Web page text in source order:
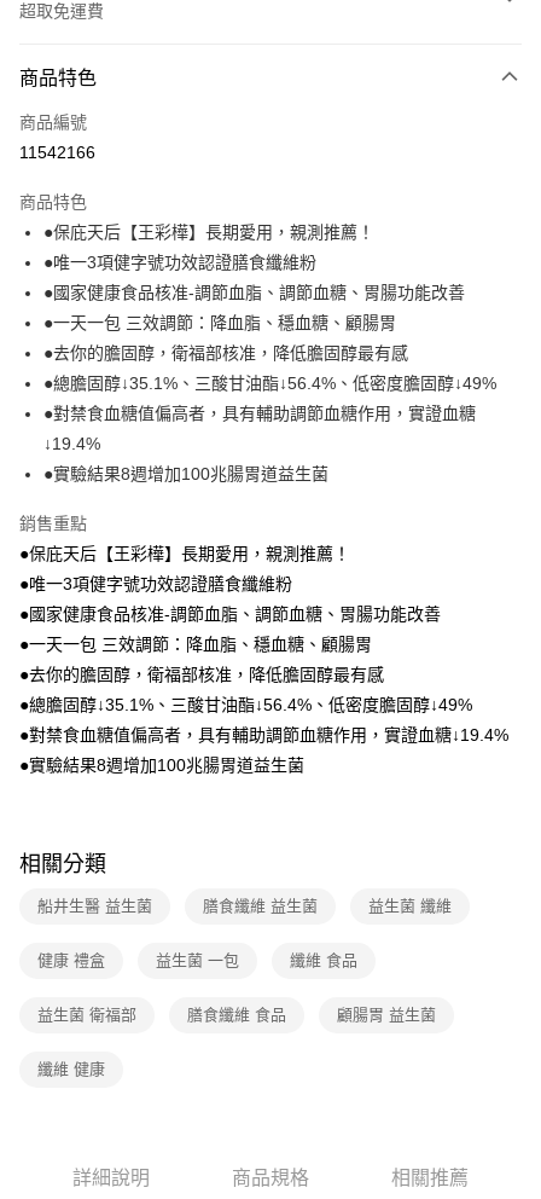
超取免運費
全家線上支付
運送方式
全家取貨付款
免運費
常溫-付款後全家取貨
免運費
商品特色
商品編號
11542166
商品特色
●保庇天后【王彩樺】長期愛用，親測推薦！
●唯一3項健字號功效認證膳食纖維粉
●國家健康食品核准-調節血脂、調節血糖、胃腸功能改善
●一天一包 三效調節：降血脂、穩血糖、顧腸胃
●去你的膽固醇，衛福部核准，降低膽固醇最有感
●總膽固醇↓35.1%、三酸甘油酯↓56.4%、低密度膽固醇↓49%
●對禁食血糖值偏高者，具有輔助調節血糖作用，實證血糖
↓19.4%
●實驗結果8週增加100兆腸胃道益生菌
銷售重點
●保庇天后【王彩樺】長期愛用，親測推薦！
●唯一3項健字號功效認證膳食纖維粉
●國家健康食品核准-調節血脂、調節血糖、胃腸功能改善
●一天一包 三效調節：降血脂、穩血糖、顧腸胃
●去你的膽固醇，衛福部核准，降低膽固醇最有感
●總膽固醇↓35.1%、三酸甘油酯↓56.4%、低密度膽固醇↓49%
●對禁食血糖值偏高者，具有輔助調節血糖作用，實證血糖↓19.4%
●實驗結果8週增加100兆腸胃道益生菌
相關分類
船井生醫 益生菌 膳食纖維 益生菌 益生菌 纖維
健康 禮盒 益生菌 一包 纖維 食品
益生菌 衛福部 膳食纖維 食品 顧腸胃 益生菌
纖維 健康
詳細說明 商品規格 相關推薦